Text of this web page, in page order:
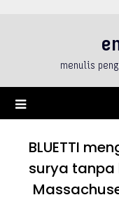
menulis
BLUETTI
surya tanpa